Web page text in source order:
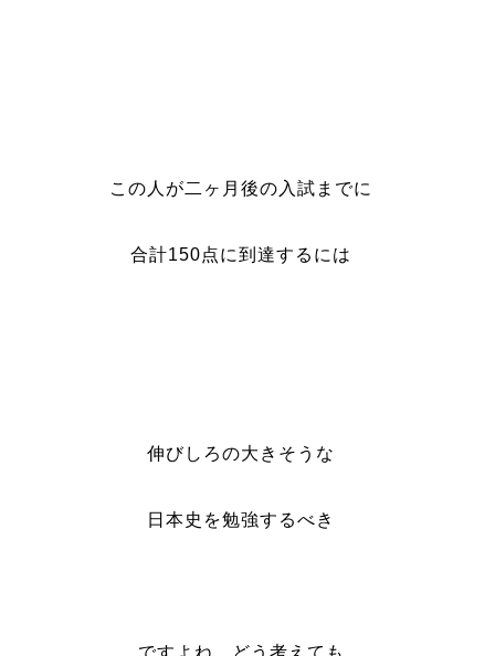
この人が二ヶ月後の入試までに
合計150点に到達するには
伸びしろの大きそうな
日本史を勉強するべき
ですよね、どう考えても